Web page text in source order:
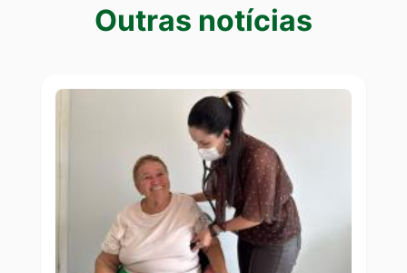
Outras notícias
Outras notícias